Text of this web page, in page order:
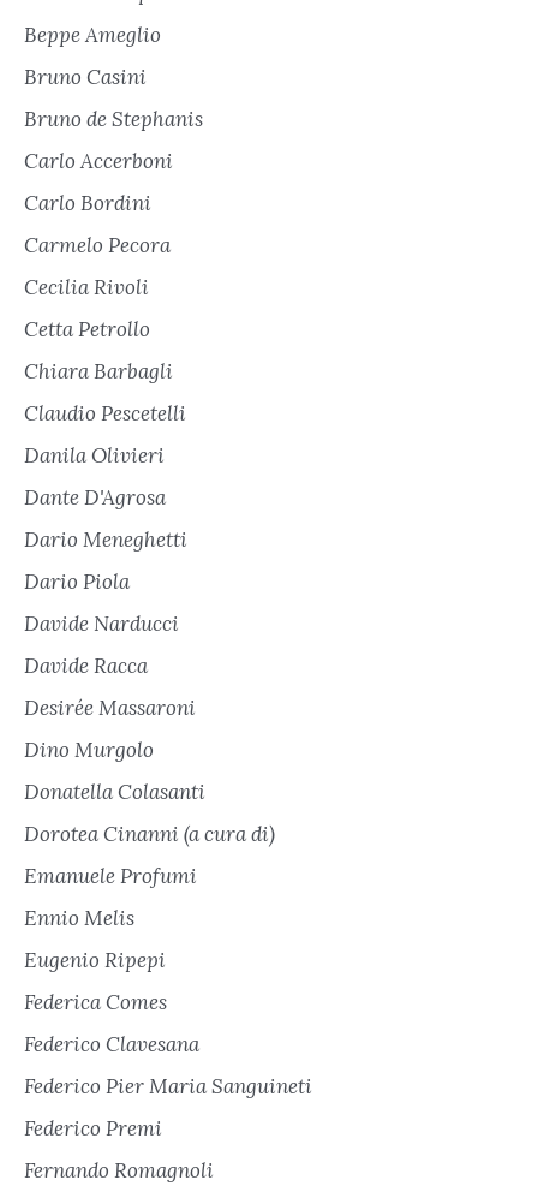
Beppe Ameglio
Bruno Casini
Bruno de Stephanis
Carlo Accerboni
Carlo Bordini
Carmelo Pecora
Cecilia Rivoli
Cetta Petrollo
Chiara Barbagli
Claudio Pescetelli
Danila Olivieri
Dante D'Agrosa
Dario Meneghetti
Dario Piola
Davide Narducci
Davide Racca
Desirée Massaroni
Dino Murgolo
Donatella Colasanti
Dorotea Cinanni (a cura di)
Emanuele Profumi
Ennio Melis
Eugenio Ripepi
Federica Comes
Federico Clavesana
Federico Pier Maria Sanguineti
Federico Premi
Fernando Romagnoli